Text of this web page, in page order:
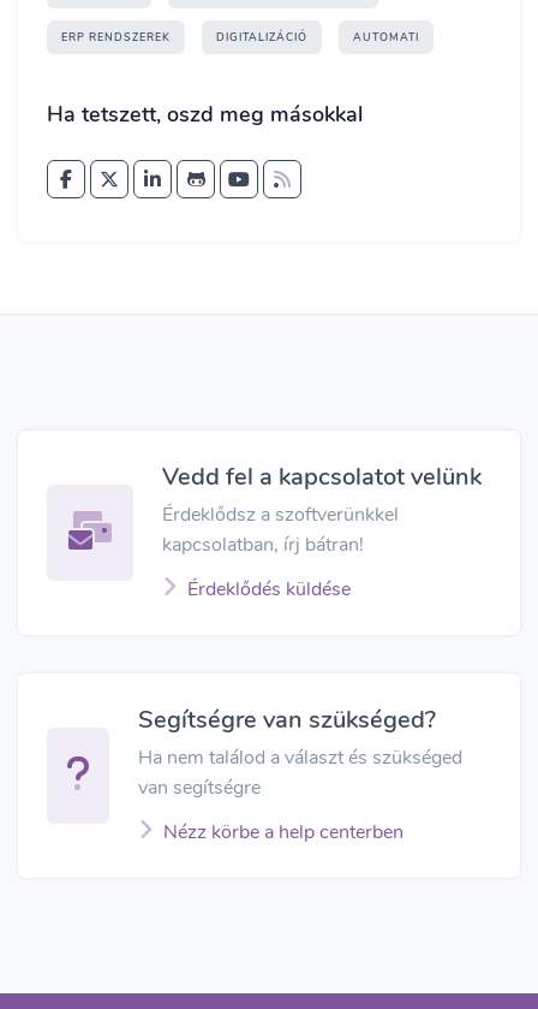
ERP RENDSZEREK DIGITALIZÁCIÓ AUTOMATI
Ha tetszett, oszd meg másokkal
Vedd fel a kapcsolatot velünk
Érdeklődsz a szoftverünkkel
kapcsolatban, írj bátran!
Érdeklődés küldése
Segítségre van szükséged?
Ha nem találod a választ és szükséged
van segítségre
Nézz körbe a help centerben